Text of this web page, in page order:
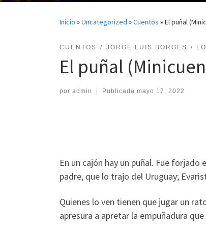
Inicio »Uncategorized »Cuentos »El puñal
CUENTOS JORGE LUIS BORGES
El puñal
por admin Publicada mayo 17, 2022
En un cajón hay un puñal. Fue
padre, que lo trajo del Uruguay;
Quienes lo ven tienen que jugar un
apresura a apretar la empuñadura